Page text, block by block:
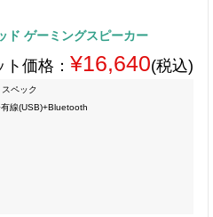
ド ゲーミングスピーカー
ト価格： ¥16,640(税込)
スペック
線(USB)+Bluetooth